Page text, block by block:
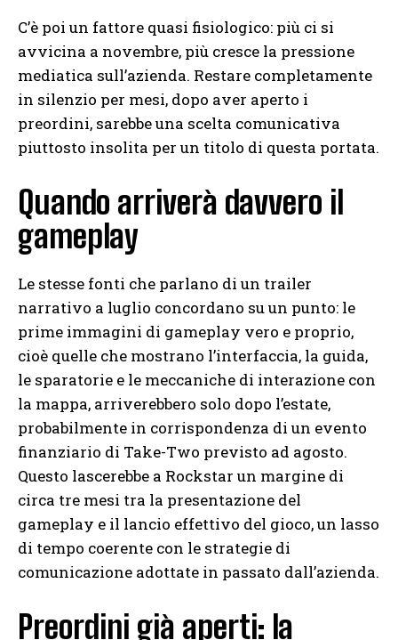
C’è poi un fattore quasi fisiologico: più ci si
avvicina a novembre, più cresce la pressione
mediatica sull’azienda. Restare completamente
in silenzio per mesi, dopo aver aperto i
preordini, sarebbe una scelta comunicativa
piuttosto insolita per un titolo di questa portata.
Quando arriverà davvero il
gameplay
Le stesse fonti che parlano di un trailer
narrativo a luglio concordano su un punto: le
prime immagini di gameplay vero e proprio,
cioè quelle che mostrano l’interfaccia, la guida,
le sparatorie e le meccaniche di interazione con
la mappa, arriverebbero solo dopo l’estate,
probabilmente in corrispondenza di un evento
finanziario di Take-Two previsto ad agosto.
Questo lascerebbe a Rockstar un margine di
circa tre mesi tra la presentazione del
gameplay e il lancio effettivo del gioco, un lasso
di tempo coerente con le strategie di
comunicazione adottate in passato dall’azienda.
Preordini già aperti: la